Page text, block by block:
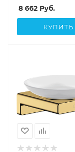
8 662 Руб.
КУПИТЬ